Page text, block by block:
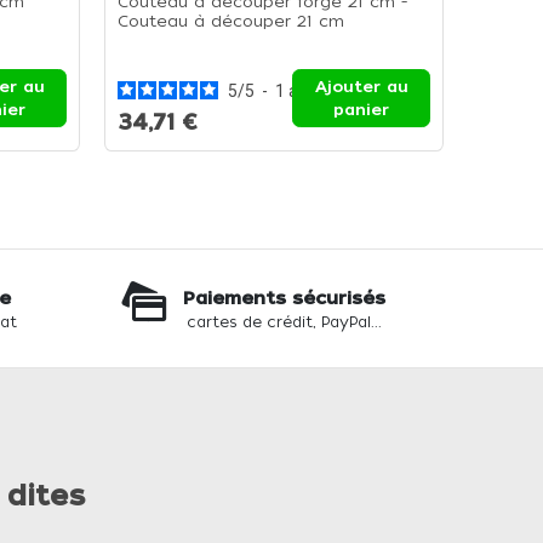
au
Couteau à découper 21 cm
5/5 - 1 avis
34,71 €
Ajouter au
panier
Paiements sécurisés
cartes de crédit, PayPal...
dites